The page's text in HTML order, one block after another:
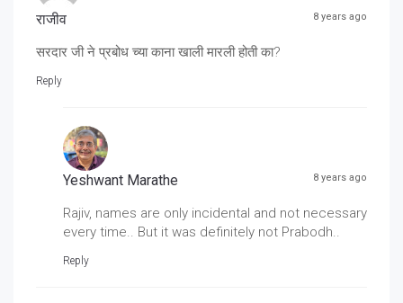
राजीव 8 years ago
सरदार जी ने प्रबोध च्या काना खाली मारली होती का?
Reply
Yeshwant Marathe 8 years ago
Rajiv, names are only incidental and not necessary
every time.. But it was definitely not Prabodh..
Reply